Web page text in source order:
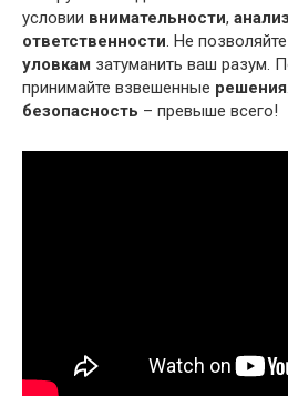
условии внимательности,
ответственности. Не позволяйте
уловкам затуманить ваш разум.
принимайте взвешенные решения.
безопасность – превыше всего!